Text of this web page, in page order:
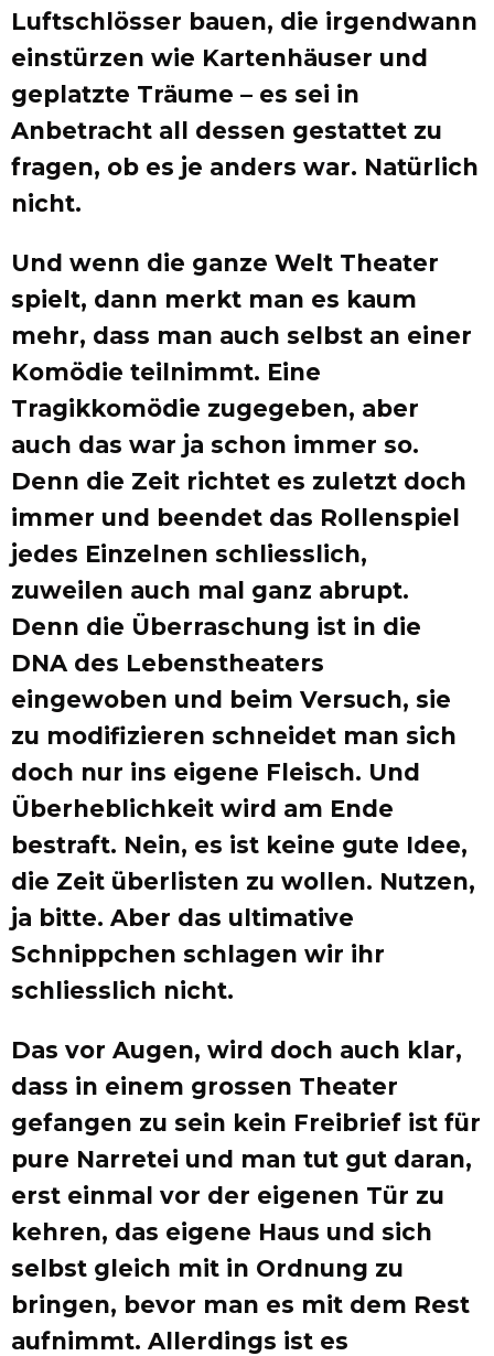
Luftschlösser bauen, die irgendwann
einstürzen wie Kartenhäuser und
geplatzte Träume – es sei in
Anbetracht all dessen gestattet zu
fragen, ob es je anders war. Natürlich
nicht.
Und wenn die ganze Welt Theater
spielt, dann merkt man es kaum
mehr, dass man auch selbst an einer
Komödie teilnimmt. Eine
Tragikkomödie zugegeben, aber
auch das war ja schon immer so.
Denn die Zeit richtet es zuletzt doch
immer und beendet das Rollenspiel
jedes Einzelnen schliesslich,
zuweilen auch mal ganz abrupt.
Denn die Überraschung ist in die
DNA des Lebenstheaters
eingewoben und beim Versuch, sie
zu modifizieren schneidet man sich
doch nur ins eigene Fleisch. Und
Überheblichkeit wird am Ende
bestraft. Nein, es ist keine gute Idee,
die Zeit überlisten zu wollen. Nutzen,
ja bitte. Aber das ultimative
Schnippchen schlagen wir ihr
schliesslich nicht.
Das vor Augen, wird doch auch klar,
dass in einem grossen Theater
gefangen zu sein kein Freibrief ist für
pure Narretei und man tut gut daran,
erst einmal vor der eigenen Tür zu
kehren, das eigene Haus und sich
selbst gleich mit in Ordnung zu
bringen, bevor man es mit dem Rest
aufnimmt. Allerdings ist es